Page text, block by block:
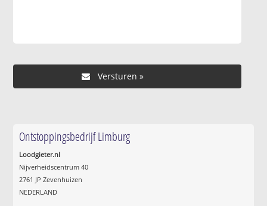
Ontstoppingsbedrijf Limburg
Loodgieter.nl
Nijverheidscentrum 40
2761 JP Zevenhuizen
NEDERLAND